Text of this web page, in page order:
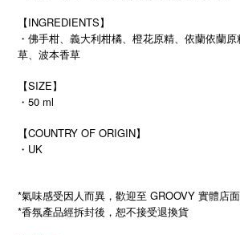
【INGREDIENTS】
・佛手柑、義大利柑橘、橙花原精、依蘭依蘭
草、波本香草
【SIZE】
・50 ml
【COUNTRY OF ORIGIN】
・UK
*氣味感受因人而異，歡迎至 GROOVY 實體店
*香氛產品經拆封後，恕不接受退換貨